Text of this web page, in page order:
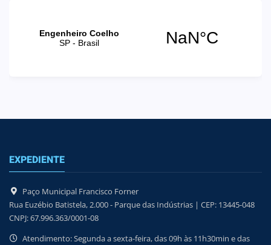
EXPEDIENTE
Paço Municipal Francisco Forner
Rua Euzébio Batistela, 2.000 - Parque das Indústrias | CEP: 13445-048
CNPJ: 67.996.363/0001-08
Atendimento: Segunda a sexta-feira, das 09h às 11h30min e das